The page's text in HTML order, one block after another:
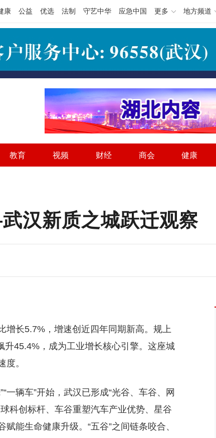
康 公益 优选 法制 守艺中华 应急中国 更多 地方频道
教育 视频 财经 商会 健康
汉新质之城跃迁观察
增长5.7%，增速创近四年同期新高。规上
45.4%，成为工业增长核心引擎。这座城
。
一辆车”开始，武汉已形成“光谷、车谷、网
科创标杆、车谷重塑汽车产业优势、星谷
能生命健康升级。“五谷”之间链条咬合、